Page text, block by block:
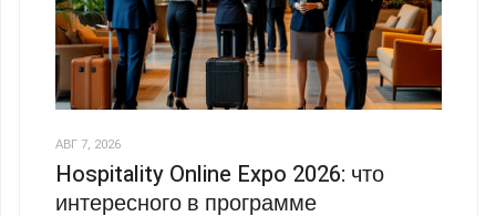
АВГ 7, 2026
Hospitality Online Expo 2026: что
интересного в программе